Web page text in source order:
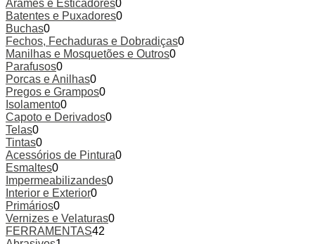
Arames e Esticadores0
Batentes e Puxadores0
Buchas0
Fechos, Fechaduras e Dobradiças0
Manilhas e Mosquetões e Outros0
Parafusos0
Porcas e Anilhas0
Pregos e Grampos0
Isolamento0
Capoto e Derivados0
Telas0
Tintas0
Acessórios de Pintura0
Esmaltes0
Impermeabilizandes0
Interior e Exterior0
Primários0
Vernizes e Velaturas0
FERRAMENTAS42